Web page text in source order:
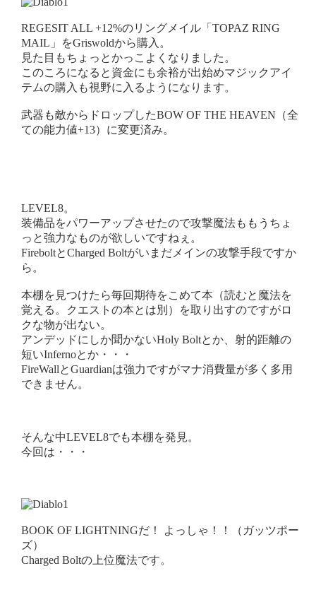
REGESIT ALL +12%のリングメイル「TOPAZ RING
MAIL」をGriswoldから購入。
見た目もちょっとかっこよくなりました。
このころになると資金にも余裕が出始めマジックアイ
テムの購入も視野に入るようになります。
武器も敵からドロップしたBOW OF THE HEAVEN（全
ての能力値+13）に変更済み。
LEVEL8。
装備品をパワーアップさせたので攻撃魔法ももうちょ
っと強力なものが欲しいですねぇ。
FireboltとCharged Boltがいまだメインの攻撃手段ですか
ら。
本棚を見つけたら毎回期待をこめて本（読むと魔法を
覚える。クエストの本とは別）を取り出すのですがロ
クな物が出ない。
アンデッドにしか聞かないHoly Boltとか、射的距離の
短いInfernoとか・・・
FireWallとGuardianは強力ですがマナ消費量が多く多用
できません。
そんな中LEVEL8でも本棚を発見。
今回は・・・
BOOK OF LIGHTNINGだ！ よっしゃ！！（ガッツポー
ズ）
Charged Boltの上位魔法です。